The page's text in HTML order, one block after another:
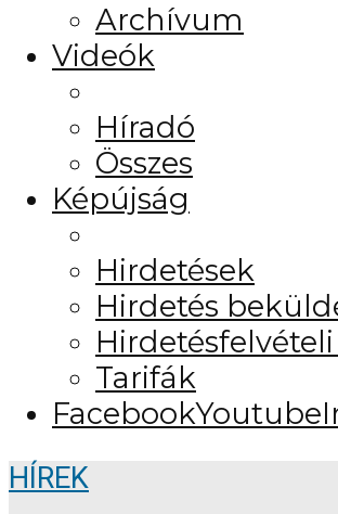
Archívum
Videók
Híradó
Összes
Képújság
Hirdetések
Hirdetés
Tarifák
FacebookYoutube
HÍREK